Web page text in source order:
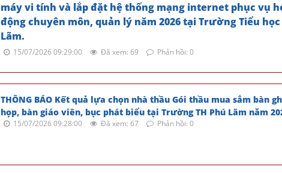
máy vi tính và lắp đặt hệ thống mạng internet phục vụ
động chuyên môn, quản lý năm 2026 tại Trường Tiểu học
Lãm.
15/07/2026 09:29:00 Đã xem: 69 Phản hồi: 0
THÔNG BÁO Kết quả lựa chọn nhà thầu Gói thầu mua sắm bàn
họp, bàn giáo viên, bục phát biểu tại Trường TH Phú Lãm năm
15/07/2026 09:28:00 Đã xem: 67 Phản hồi: 0